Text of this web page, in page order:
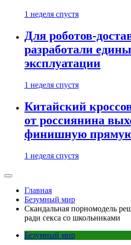
1 неделя спустя
Для роботов-
разработали
эксплуатации
1 неделя спустя
Китайский
от россиянина
финишную
1 неделя спустя
Главная
Безумный мир
Скандальная порномодель
ради секса со школьниками
Безумный мир